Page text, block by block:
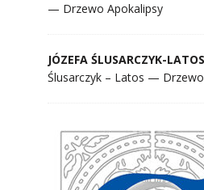
— Drzewo Apokalipsy
JÓZEFA ŚLUSARCZYK-
Ślusarczyk – Latos —